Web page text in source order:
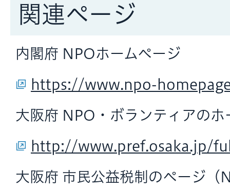
関連ページ
内閣府 NPOホームページ
https://www.npo-
大阪府 NPO・ボランティアのホ
http://www.pref.osaka.jp/
大阪府 市民公益税制のページ（